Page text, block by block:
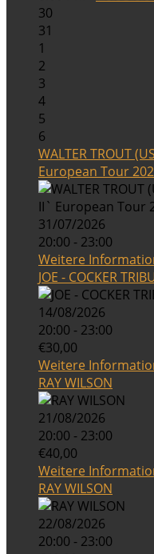
30
31
1
2
3
4
5
6
WALTER TROUT
European Tour
31/07/2026
20:00 - 23:00
Weitere
JOE - COCKER
14/08/2026
20:00 - 23:00
€30,00
Weitere
RAY WILSON
21/08/2026
20:00 - 23:00
€40,00
Weitere
RAY WILSON
22/08/2026
20:00 - 23:00